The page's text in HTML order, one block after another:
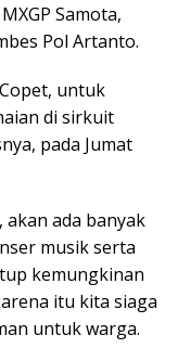
Samota,
Pol Artanto.
untuk
di sirkuit
pada Jumat
akan ada banyak
musik serta
kemungkinan
itu kita siaga
untuk warga.